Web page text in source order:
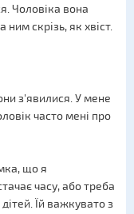
Чоловіка вона
скрізь, як хвіст.
з'явилися. У мене
часто мені про
що я
часу, або треба
Їй важкувато з